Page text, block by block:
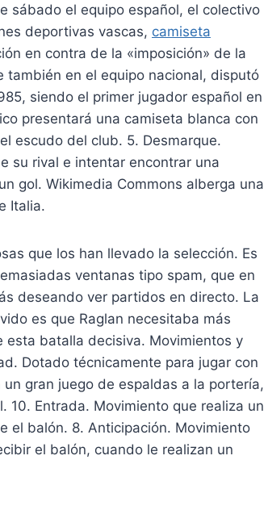
sábado el equipo español, el colectivo
deportivas vascas, camiseta
en contra de la «imposición» de la
también en el equipo nacional, disputó
siendo el primer jugador español en
presentará una camiseta blanca con
escudo del club. 5. Desmarque.
su rival e intentar encontrar una
gol. Wikimedia Commons alberga una
Italia.
que los han llevado la selección. Es
ventanas tipo spam, que en
deseando ver partidos en directo. La
es que Raglan necesitaba más
esta batalla decisiva. Movimientos y
Dotado técnicamente para jugar con
gran juego de espaldas a la portería,
10. Entrada. Movimiento que realiza un
el balón. 8. Anticipación. Movimiento
el balón, cuando le realizan un